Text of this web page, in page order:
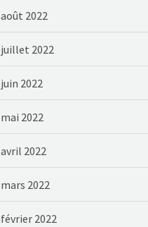
août 2022
juillet 2022
juin 2022
mai 2022
avril 2022
mars 2022
février 2022